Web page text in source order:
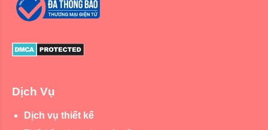
Dịch Vụ
Dịch vụ thiết kế